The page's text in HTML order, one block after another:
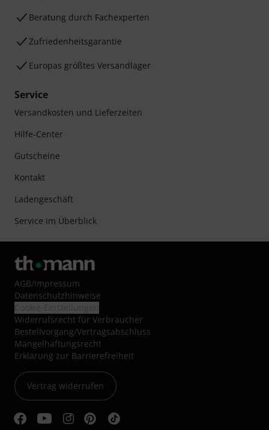
Beratung durch Fachexperten
Zufriedenheitsgarantie
Europas größtes Versandlager
Service
Versandkosten und Lieferzeiten
Hilfe-Center
Gutscheine
Kontakt
Ladengeschäft
Service im Überblick
AGB/Impressum
Datenschutzhinweise
Widerrufsrecht für Verbraucher
Bestellvorgang/Vertragsabschluss
Mängelhaftungsrecht
Erklärung zur Barrierefreiheit
Vertrag widerrufen